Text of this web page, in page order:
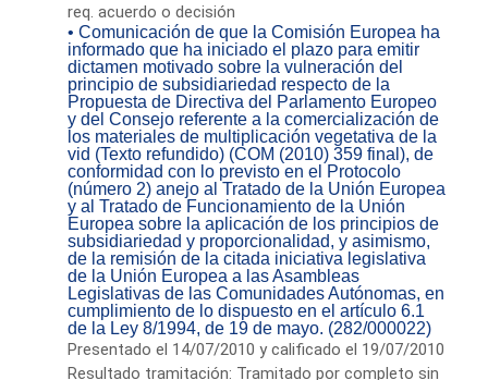
req. acuerdo o decisión
• Comunicación de que la Comisión Europea ha
informado que ha iniciado el plazo para emitir
dictamen motivado sobre la vulneración del
principio de subsidiariedad respecto de la
Propuesta de Directiva del Parlamento Europeo
y del Consejo referente a la comercialización de
los materiales de multiplicación vegetativa de la
vid (Texto refundido) (COM (2010) 359 final), de
conformidad con lo previsto en el Protocolo
(número 2) anejo al Tratado de la Unión Europea
y al Tratado de Funcionamiento de la Unión
Europea sobre la aplicación de los principios de
subsidiariedad y proporcionalidad, y asimismo,
de la remisión de la citada iniciativa legislativa
de la Unión Europea a las Asambleas
Legislativas de las Comunidades Autónomas, en
cumplimiento de lo dispuesto en el artículo 6.1
de la Ley 8/1994, de 19 de mayo. (282/000022)
Presentado el 14/07/2010 y calificado el 19/07/2010
Resultado tramitación: Tramitado por completo sin